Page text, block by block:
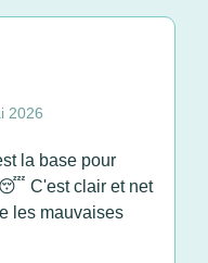
2026
la base pour
C'est clair et net
les mauvaises